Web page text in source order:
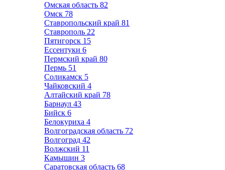
Омская область 82
Омск 78
Ставропольский край 81
Ставрополь 22
Пятигорск 15
Ессентуки 6
Пермский край 80
Пермь 51
Соликамск 5
Чайковский 4
Алтайский край 78
Барнаул 43
Бийск 6
Белокуриха 4
Волгоградская область 72
Волгоград 42
Волжский 11
Камышин 3
Саратовская область 68